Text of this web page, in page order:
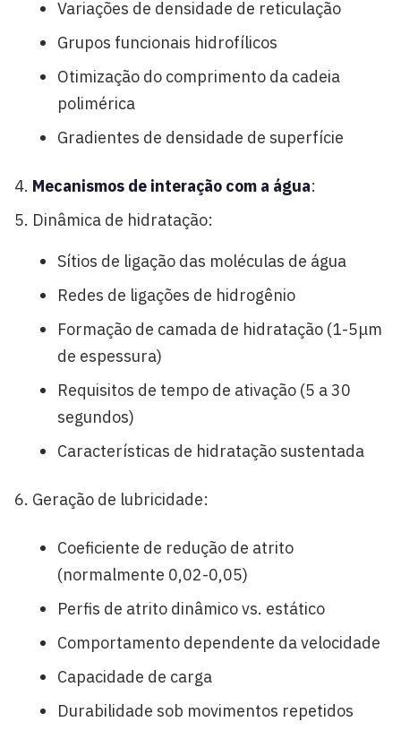
Variações de densidade de reticulação
Grupos funcionais hidrofílicos
Otimização do comprimento da cadeia
polimérica
Gradientes de densidade de superfície
Mecanismos de interação com a água:
Dinâmica de hidratação:
Sítios de ligação das moléculas de água
Redes de ligações de hidrogênio
Formação de camada de hidratação (1-5μm
de espessura)
Requisitos de tempo de ativação (5 a 30
segundos)
Características de hidratação sustentada
Geração de lubricidade:
Coeficiente de redução de atrito
(normalmente 0,02-0,05)
Perfis de atrito dinâmico vs. estático
Comportamento dependente da velocidade
Capacidade de carga
Durabilidade sob movimentos repetidos